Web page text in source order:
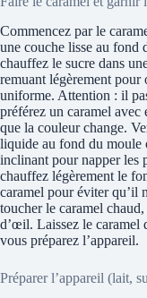
Commencez par le
une couche lisse au fond
chauffez le sucre dans
remuant légèrement
uniforme. Attention : il
préférez un caramel avec
que la couleur change.
liquide au fond du moule
inclinant pour napper les
chauffez légèrement le
caramel pour éviter qu’il
toucher le caramel
d’œil. Laissez le caramel
vous préparez l’appareil.
Préparer l’appareil (lait,